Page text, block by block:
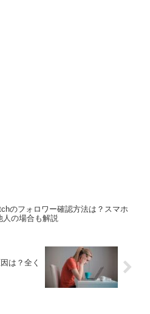
のフォロワー確認方法は？スマホ
人の場合も解説
は？全く